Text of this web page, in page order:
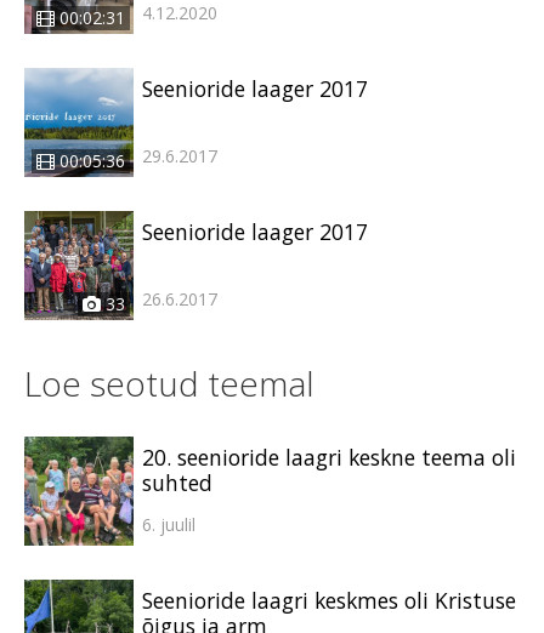
00:02:31 4.12.2020
00:05:36
Seenioride laager 2017
29.6.2017
33
Seenioride laager 2017
26.6.2017
Loe seotud teemal
20. seenioride laagri keskne teema oli
suhted
6. juulil
Seenioride laagri keskmes oli Kristuse
õigus ja arm